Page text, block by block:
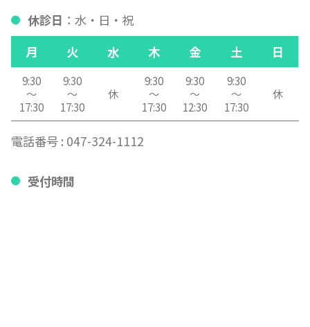
休診日 ：水・日・祝
月
火 水 木 金 土 日
9:30
～
17:30
9:30
～
17:30
休
9:30
～
17:30
9:30
～
12:30
9:30
～
17:30
休
電話番号 : 047-324-1112
受付時間